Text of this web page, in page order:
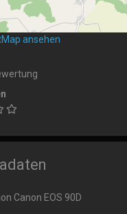
ansehen
Canon EOS 90D